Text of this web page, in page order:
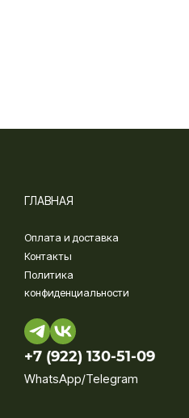
ГЛАВНАЯ
Оплата и доставка
Контакты
Политика
конфиденциальности
+7 (922) 130-51-09‬
WhatsApp/Telegram